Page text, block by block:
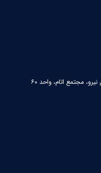
مجتمع اتام، واحد ۶۰